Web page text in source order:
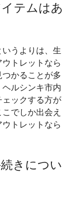
テムはあ
うよりは、生
トレットなら
かることが多
ルシンキ市内
ックする方が
でしか出会え
トレットなら
きについ